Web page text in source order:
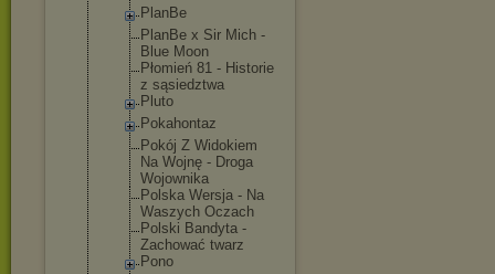
PlanBe
PlanBe x Sir Mich -
Blue Moon
Płomień 81 - Historie
z sąsiedztwa
Pluto
Pokahontaz
Pokój Z Widokiem
Na Wojnę - Droga
Wojownika
Polska Wersja - Na
Waszych Oczach
Polski Bandyta -
Zachować twarz
Pono